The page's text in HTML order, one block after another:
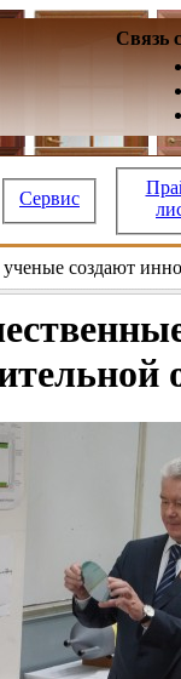
Связь
Сервис
создают